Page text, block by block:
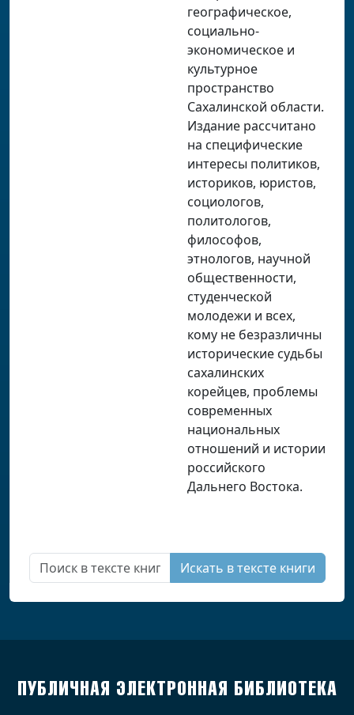
географическое,
социально-
экономическое и
культурное
пространство
Сахалинской области.
Издание рассчитано
на специфические
интересы политиков,
историков, юристов,
социологов,
политологов,
философов,
этнологов, научной
общественности,
студенческой
молодежи и всех,
кому не безразличны
исторические судьбы
сахалинских
корейцев, проблемы
современных
национальных
отношений и истории
российского
Дальнего Востока.
Искать в тексте книги
ПУБЛИЧНАЯ ЭЛЕКТРОННАЯ БИБЛИОТЕКА